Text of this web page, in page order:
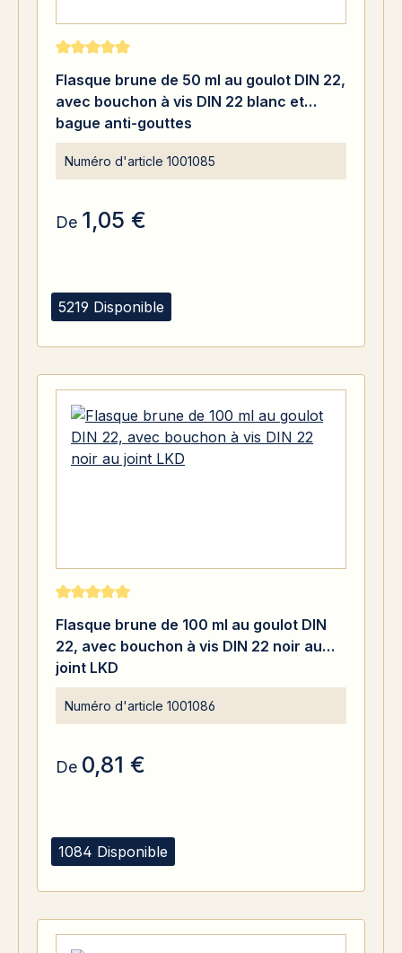
5219 Disponible
Flasque brune de 50 ml au goulot DIN 22,
avec bouchon à vis DIN 22 blanc et
bague anti-gouttes
Numéro d'article 1001085
De 1,05 €
1084 Disponible
Flasque brune de 100 ml au goulot DIN
22, avec bouchon à vis DIN 22 noir au
joint LKD
Numéro d'article 1001086
De 0,81 €